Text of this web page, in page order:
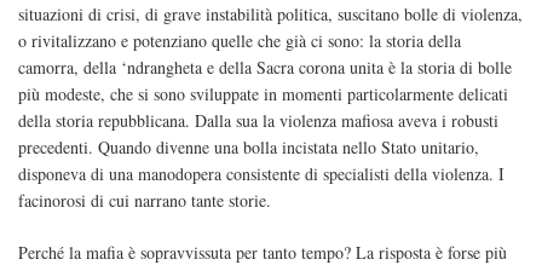
situazioni di crisi, di grave instabilità politica, suscitano bolle di violenza,
o rivitalizzano e potenziano quelle che già ci sono: la storia della
camorra, della ‘ndrangheta e della Sacra corona unita è la storia di bolle
più modeste, che si sono sviluppate in momenti particolarmente delicati
della storia repubblicana. Dalla sua la violenza mafiosa aveva i robusti
precedenti. Quando divenne una bolla incistata nello Stato unitario,
disponeva di una manodopera consistente di specialisti della violenza. I
facinorosi di cui narrano tante storie.
Perché la mafia è sopravvissuta per tanto tempo? La risposta è forse più